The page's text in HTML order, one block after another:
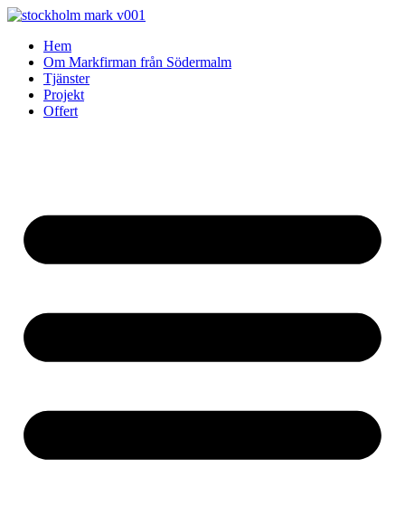
Skip
contentHem
Om Markfirman från Södermalm
Tjänster
Projekt
Offert